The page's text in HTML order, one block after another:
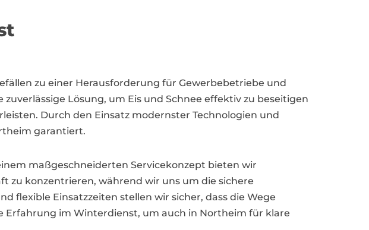
zu einer Herausforderung für Gewerbebetriebe und
Lösung, um Eis und Schnee effektiv zu beseitigen
Durch den Einsatz modernster Technologien und
garantiert.
maßgeschneiderten Servicekonzept bieten wir
zu konzentrieren, während wir uns um die sichere
flexible Einsatzzeiten stellen wir sicher, dass die Wege
Erfahrung im Winterdienst, um auch in Northeim für klare